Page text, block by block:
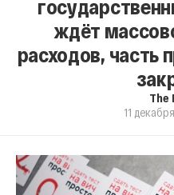
ждёт
расходов, часть
The
11